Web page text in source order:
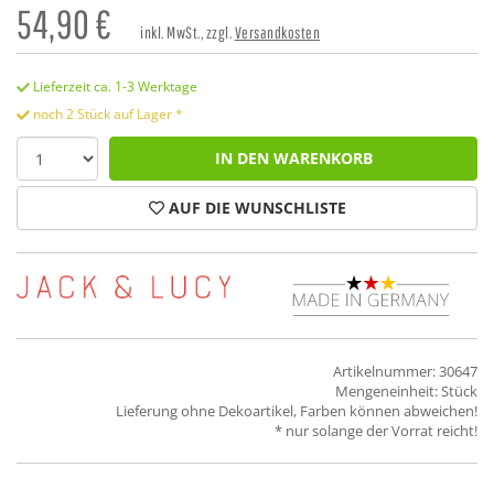
54,90€ inkl. MwSt., zzgl.Versandkosten
Lieferzeit ca. 1-3 Werktage
noch 2 Stück auf Lager *
IN DEN WARENKORB
AUF DIE WUNSCHLISTE
Artikelnummer: 30647
Mengeneinheit: Stück
Lieferung ohne Dekoartikel, Farben können abweichen!
* nur solange der Vorrat reicht!